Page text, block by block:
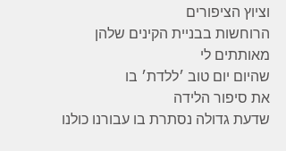
וציוץ הציפורים
הרוחשות בבניית הקינים שלהן
מאותתים לי
שהיום יום טוב ׳ללדת׳ בו
את סיפור הלידה
שדעת גדולה נסתרת בו עבורנו כולנו